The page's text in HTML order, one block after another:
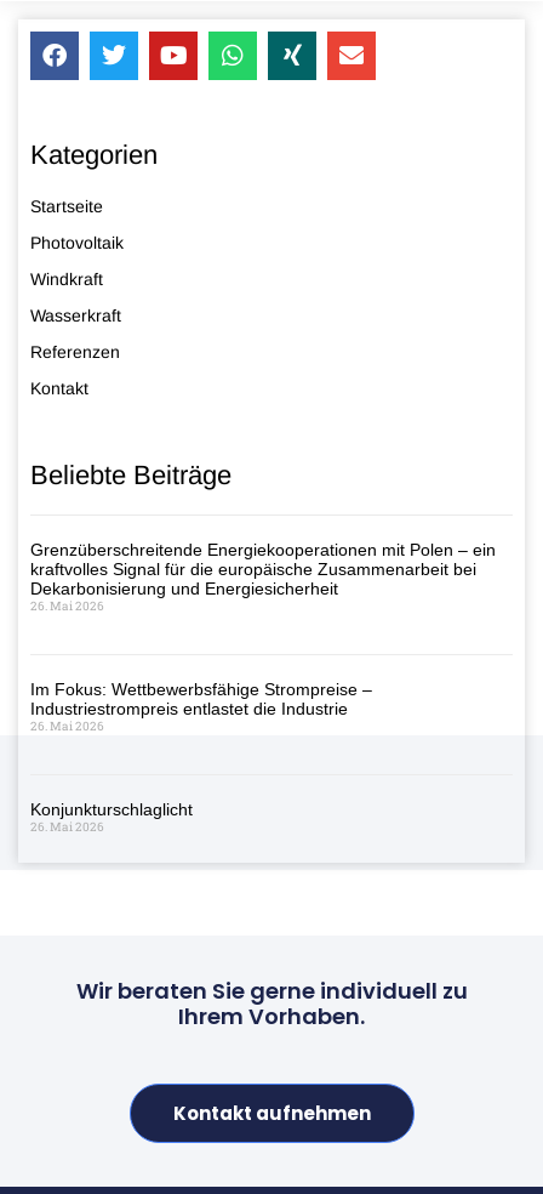
Kategorien
Startseite
Photovoltaik
Windkraft
Wasserkraft
Referenzen
Kontakt
Beliebte Beiträge
Grenzüberschreitende Energiekooperationen mit Polen – ein
kraftvolles Signal für die europäische Zusammenarbeit bei
Dekarbonisierung und Energiesicherheit
26. Mai 2026
Im Fokus: Wettbewerbsfähige Strompreise –
Industriestrompreis entlastet die Industrie
26. Mai 2026
Konjunkturschlaglicht
26. Mai 2026
Wir beraten Sie gerne individuell zu
Ihrem Vorhaben.
Kontakt aufnehmen